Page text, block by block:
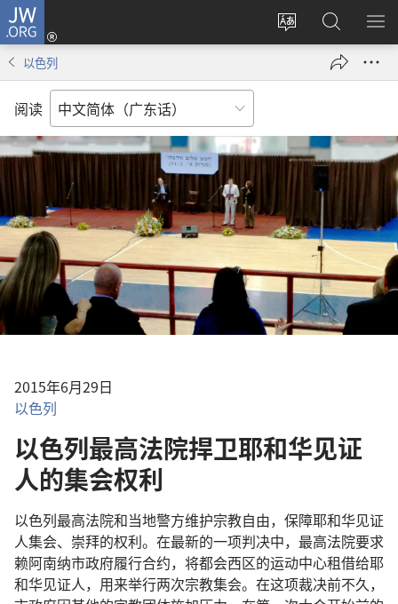
JW.ORG
更
言
登
录
（打
口）
搜
索
JW.ORG
显
以色列
阅读
2015年6月29日
以色列
以色列最高法院捍卫耶和华见证
人的集会权利
以色列最高法院和当地警方维护宗教自由，保障耶和华见证
人集会、崇拜的权利。在最新的一项判决中，最高法院要求
赖阿南纳市政府履行合约，将都会西区的运动中心租借给耶
和华见证人，用来举行两次宗教集会。在这项裁决前不久，